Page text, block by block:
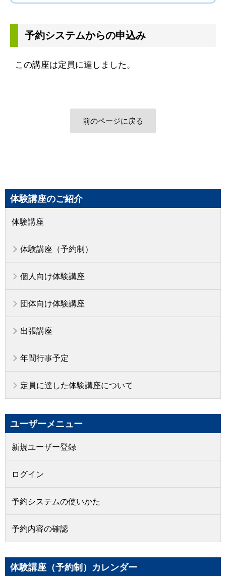
予約システムからの申込み
この講座は定員に達しました。
前のページに戻る
体験講座のご紹介
体験講座
体験講座（予約制）
個人向け体験講座
団体向け体験講座
出張講座
年間行事予定
定員に達した体験講座について
ユーザーメニュー
新規ユーザー登録
ログイン
予約システムの使いかた
予約内容の確認
体験講座（予約制）カレンダー